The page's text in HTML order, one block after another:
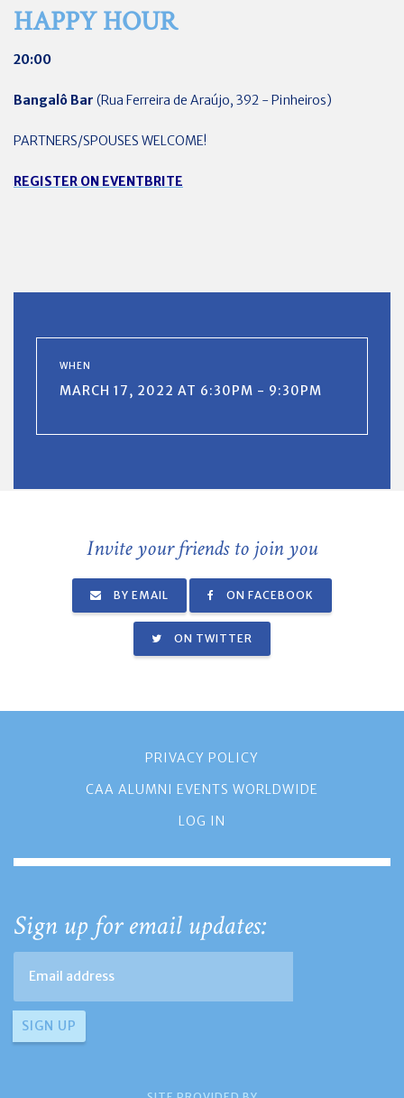
HAPPY HOUR
20:00
Bangalô Bar (Rua Ferreira de Araújo, 392 - Pinheiros)
PARTNERS/SPOUSES WELCOME!
REGISTER ON EVENTBRITE
WHEN
MARCH 17, 2022 AT 6:30PM - 9:30PM
Invite your friends to join you
BY EMAIL ON FACEBOOK
ON TWITTER
PRIVACY POLICY
CAA ALUMNI EVENTS WORLDWIDE
LOG IN
Sign up for email updates: